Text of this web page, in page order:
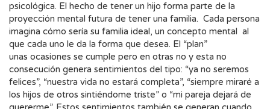
psicológica. El hecho de tener un hijo forma parte de la
proyección mental futura de tener una familia. Cada persona
imagina cómo sería su familia ideal, un concepto mental al
que cada uno le da la forma que desea. El “plan”
unas ocasiones se cumple pero en otras no y esta no
consecución genera sentimientos del tipo: “ya no seremos
felices”, “nuestra vida no estará completa”, “siempre miraré a
los hijos de otros sintiéndome triste” o “mi pareja dejará de